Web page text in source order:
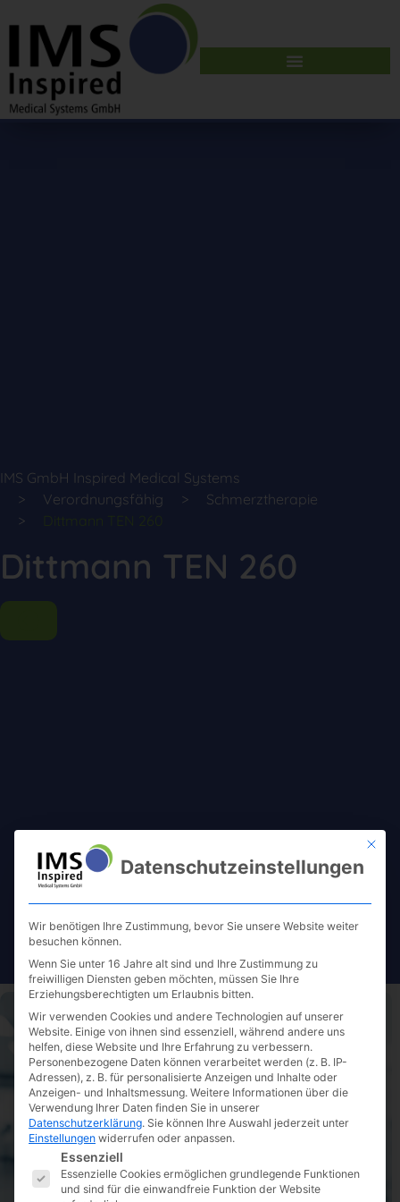
IMS GmbH Inspired Medical Systems
Verordnungsfähig
Schmerztherapie
Dittmann TEN 260
Kontakt
Mo. bis Do.
Fr.
von 09:00 Uhr bis 17:00 Uhr
von 09:00 Uhr bis 15:00 Uhr
Mit
Datenschutzeinstellungen
Wir benötigen Ihre Zustimmung, bevor Sie unsere Website weiter
besuchen können.
Wenn Sie unter 16 Jahre alt sind und Ihre Zustimmung zu
freiwilligen Diensten geben möchten, müssen Sie Ihre
Erziehungsberechtigten um Erlaubnis bitten.
Wir verwenden Cookies und andere Technologien auf unserer
Website. Einige von ihnen sind essenziell, während andere uns
helfen, diese Website und Ihre Erfahrung zu verbessern.
Personenbezogene Daten können verarbeitet werden (z. B. IP-
Adressen), z. B. für personalisierte Anzeigen und Inhalte oder
Anzeigen- und Inhaltsmessung. Weitere Informationen über die
Verwendung Ihrer Daten finden Sie in unserer
Datenschutzerklärung. Sie können Ihre Auswahl jederzeit unter
Einstellungen widerrufen oder anpassen.
Es folgt eine Liste der Service-Gruppen, für die eine
Essenziell
Essenzielle Cookies ermöglichen grundlegende Funktionen
und sind für die einwandfreie Funktion der Website